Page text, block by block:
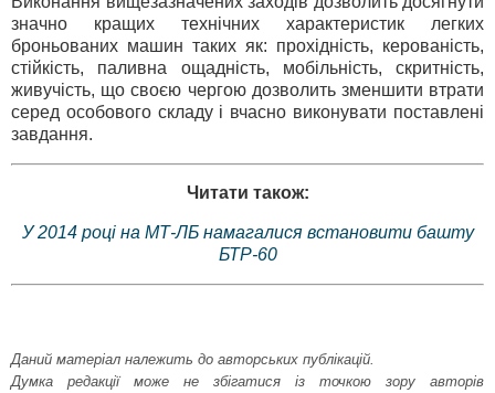
значно кращих технічних характеристик легких
броньованих машин таких як: прохідність, керованість,
стійкість, паливна ощадність, мобільність, скритність,
живучість, що своєю чергою дозволить зменшити втрати
серед особового складу і вчасно виконувати поставлені
завдання.
Читати також:
У 2014 році на МТ-ЛБ намагалися встановити башту
БТР-60
Даний матеріал належить до авторських публікацій.
Думка редакції може не збігатися із точкою зору авторів